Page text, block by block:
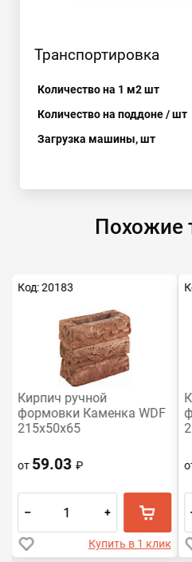
Транспортировка
Количество на 1 м2 шт
Количество на поддоне / шт
Загрузка машины, шт
Похожие
Код: 20183
Кирпич ручной
формовки Каменка WDF
215x50x65
от 59.03₽
– +
Купить в 1 клик